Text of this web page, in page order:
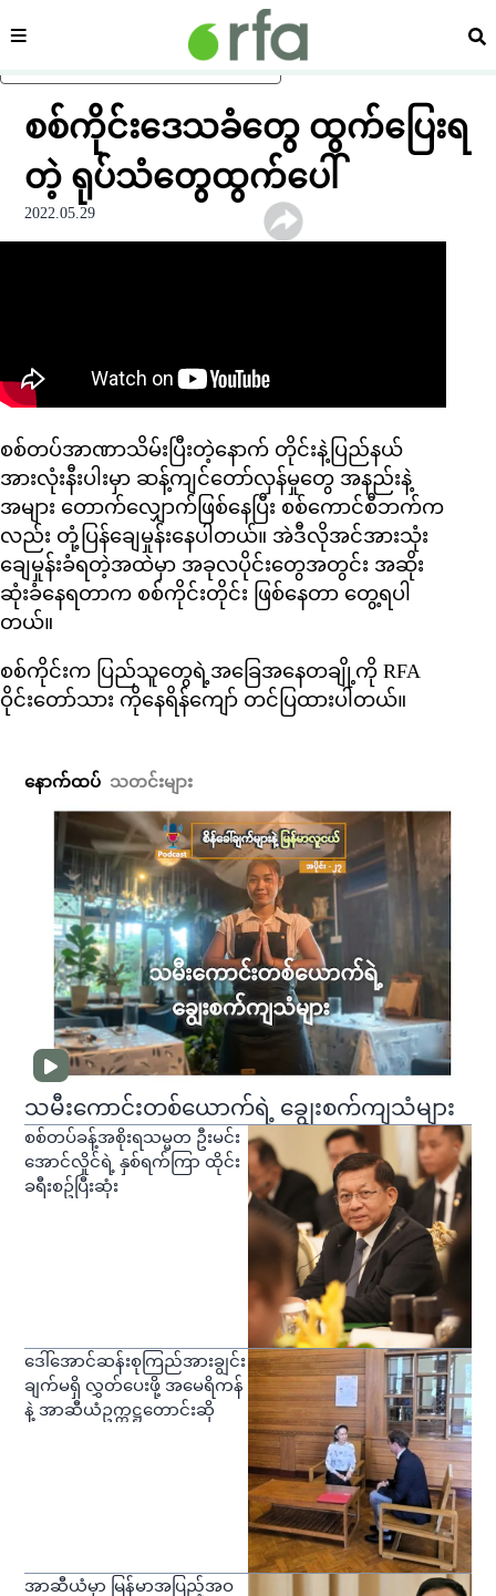
ပင်မအကြောင်းအရာသို့ ကျော်ရန်
ကဏ္ဍ ရှာ
စစ်ကိုင်းဒေသခံတွေ ထွက်ပြေးရ
တဲ့ ရုပ်သံတွေထွက်ပေါ်
2022.05.29
စစ်တပ်အာဏာသိမ်းပြီးတဲ့နောက် တိုင်းနဲ့ပြည်နယ်
အားလုံးနီးပါးမှာ ဆန့်ကျင်တော်လှန်မှုတွေ အနည်းနဲ့
အများ တောက်လျှောက်ဖြစ်နေပြီး စစ်ကောင်စီဘက်က
လည်း တုံ့ပြန်ချေမှုန်းနေပါတယ်။ အဲဒီလိုအင်အားသုံး
ချေမှုန်းခံရတဲ့အထဲမှာ အခုလပိုင်းတွေအတွင်း အဆိုး
ဆုံးခံနေရတာက စစ်ကိုင်းတိုင်း ဖြစ်နေတာ တွေ့ရပါ
တယ်။
စစ်ကိုင်းက ပြည်သူတွေရဲ့အခြေအနေတချို့ကို RFA
ဝိုင်းတော်သား ကိုနေရိန်ကျော် တင်ပြထားပါတယ်။
နောက်ထပ် သတင်းများ
သမီးကောင်းတစ်ယောက်ရဲ့ ချွေးစက်ကျသံများ
စစ်တပ်ခန့်အစိုးရသမ္မတ ဦးမင်း
အောင်လှိုင်ရဲ့ နှစ်ရက်ကြာ ထိုင်း
ခရီးစဥ်ပြီးဆုံး
ဒေါ်အောင်ဆန်းစုကြည်အားချွင်း
ချက်မရှိ လွှတ်ပေးဖို့ အမေရိကန်
နဲ့ အာဆီယံဥက္ကဋ္ဌတောင်းဆို
အာဆီယံမှာ မြန်မာအပြည့်အဝ